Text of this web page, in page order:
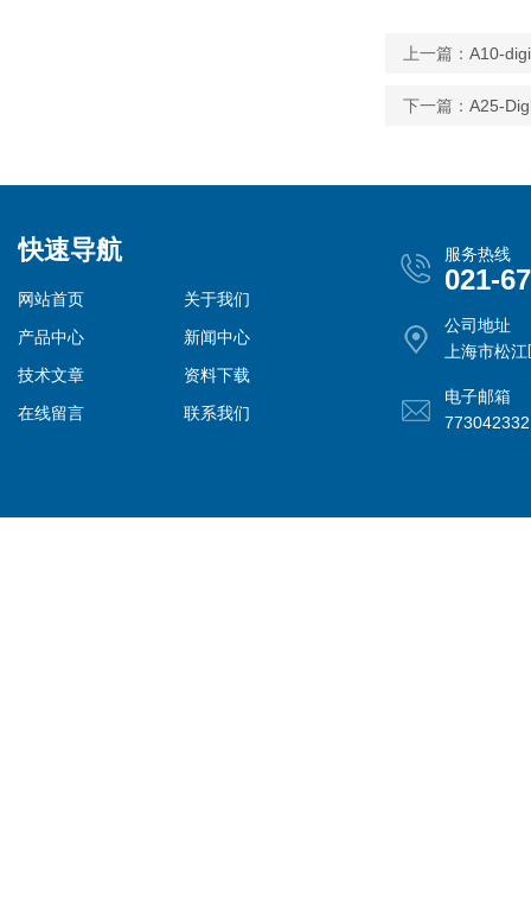
上一篇： A10-
下一篇： A25-
快速导航
网站首页
关于我们
产品中心
新闻中心
技术文章
资料下载
在线留言
联系我们
服务热线
021-
公司地址
上海市松
电子邮箱